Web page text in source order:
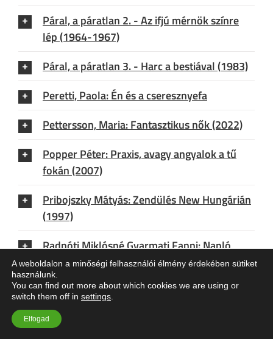
Páral, a páratlan 2. - Az ifjú mérnök színre
lép (1964-1967)
Páral, a páratlan 3. - Harc a bestiával (1983)
Peretti, Paola: Én és a cseresznyefa
Pettersson, Maria: Fantasztikus nők (2022)
Popper Péter: Praxis, avagy angyalok a tű
fokán (2007)
Pribojszky Mátyás: Zendülés New Hungárián
(1997)
Radnóti Miklósné Gyarmati Fanni: Napló
1935-1946
Radnóti Sándor: Sosem fogok memoárt írni
(2019)
A weboldalon a minőségi felhasználói élmény érdekében sütiket
használunk.
You can find out more about which cookies we are using or
switch them off in settings
Elfogad